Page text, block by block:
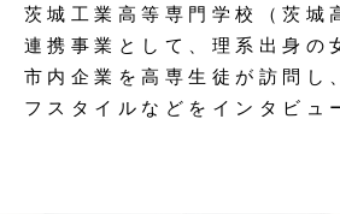
茨城工業高等専門学校（茨城
連携事業として、理系出身の
市内企業を高専生徒が訪問し
フスタイルなどをインタビュ